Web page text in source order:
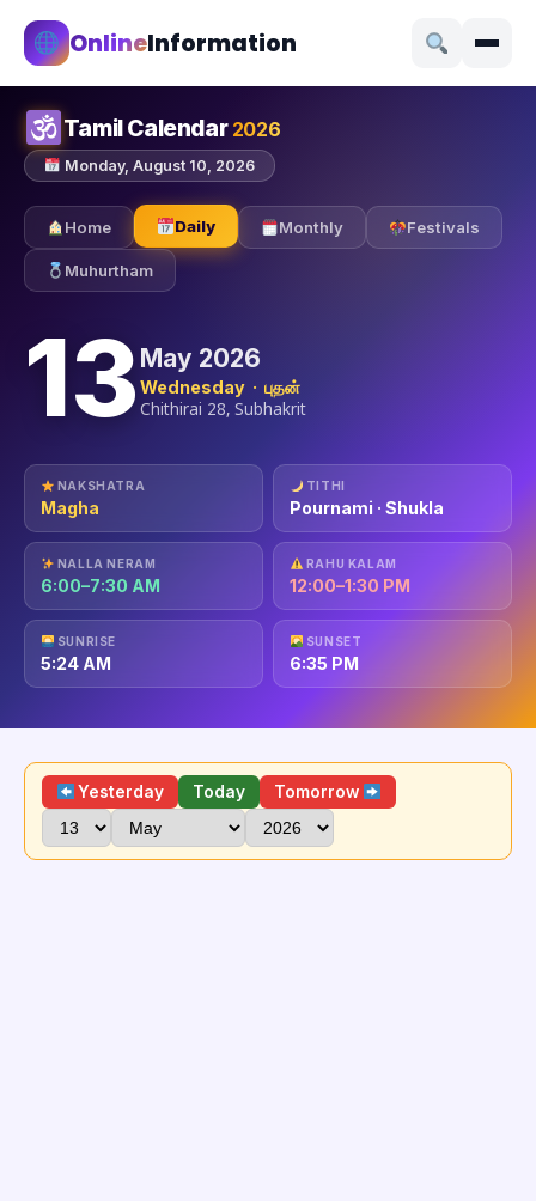
OnlineInformation
Tamil Calendar 2026
Monday, August 10, 2026
Home Daily Monthly Festivals
Muhurtham
13 May 2026
Wednesday · புதன்
Chithirai 28, Subhakrit
NAKSHATRA
Magha
TITHI
Pournami · Shukla
NALLA NERAM
6:00–7:30 AM
RAHU KALAM
12:00–1:30 PM
SUNRISE
5:24 AM
SUNSET
6:35 PM
Yesterday Today Tomorrow